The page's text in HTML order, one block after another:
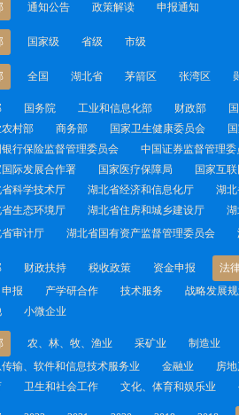
通知公告 政策解读 申报通知
国家级 省级 市级
全国 湖北省 茅箭区 张湾区
国务院 工业和信息化部 财政部
村部
商务部 国家卫生健康委员会
行保险监督管理委员会
中国证券监督管理委
国际发展合作署
国家医疗保障局
国家互
科学技术厅
湖北省经济和信息化厅
湖
生态环境厅
湖北省住房和城乡建设厅
审计厅
湖北省国有资产监督管理委员会
财政扶持 税收政策 资金申报
法
报
产学研合作 技术服务
战略发展
小微企业
农、林、牧、渔业 采矿业
制造业
输、软件和信息技术服务业
金融业
房
卫生和社会工作 文化、体育和娱乐业